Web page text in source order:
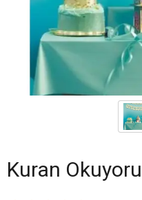
Kuran